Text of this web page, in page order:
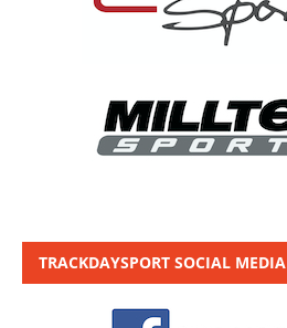
TRACKDAYSPORT SOCIAL MEDIA